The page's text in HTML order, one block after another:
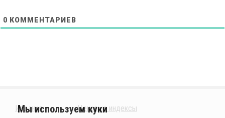
0 КОММЕНТАРИЕВ
Издания
Ценовые индексы